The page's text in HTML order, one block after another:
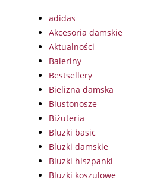
adidas
Akcesoria damskie
Aktualności
Baleriny
Bestsellery
Bielizna damska
Biustonosze
Biżuteria
Bluzki basic
Bluzki damskie
Bluzki hiszpanki
Bluzki koszulowe